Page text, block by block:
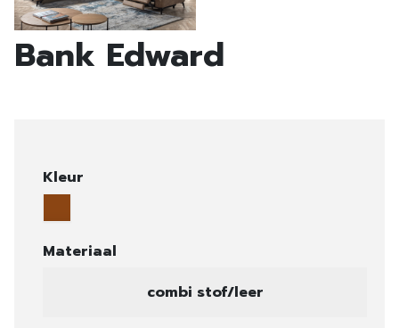
Bank Edward
Kleur
Materiaal
combi stof/leer